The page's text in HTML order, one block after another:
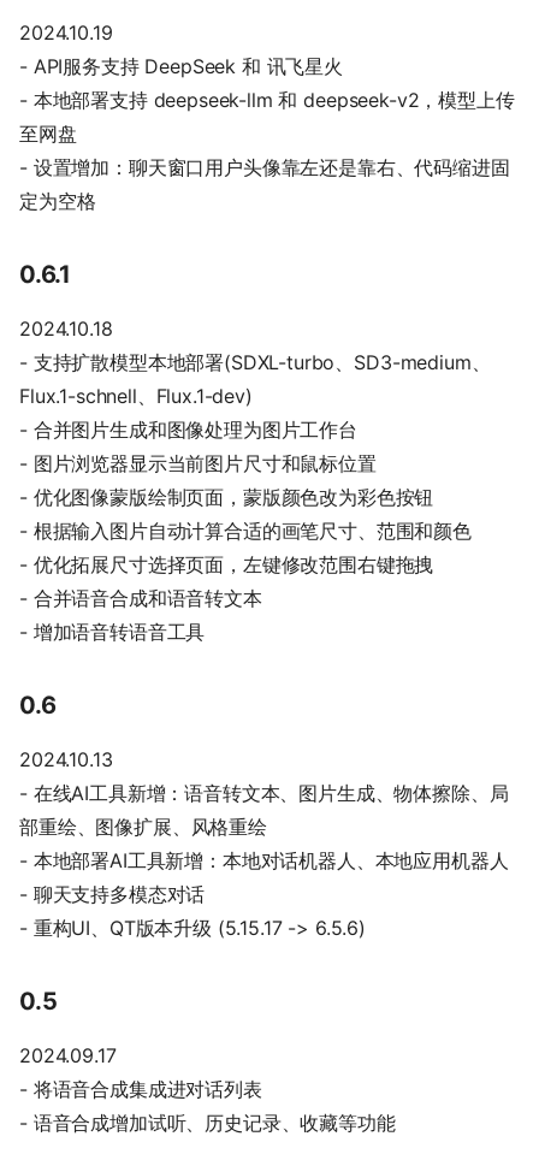
2024.10.19
- API服务支持 DeepSeek 和 讯飞星火
- 本地部署支持 deepseek-llm 和 deepseek-v2，模型上传
至网盘
- 设置增加：聊天窗口用户头像靠左还是靠右、代码缩进固
定为空格
0.6.1
2024.10.18
- 支持扩散模型本地部署(SDXL-turbo、SD3-medium、
Flux.1-schnell、Flux.1-dev)
- 合并图片生成和图像处理为图片工作台
- 图片浏览器显示当前图片尺寸和鼠标位置
- 优化图像蒙版绘制页面，蒙版颜色改为彩色按钮
- 根据输入图片自动计算合适的画笔尺寸、范围和颜色
- 优化拓展尺寸选择页面，左键修改范围右键拖拽
- 合并语音合成和语音转文本
- 增加语音转语音工具
0.6
2024.10.13
- 在线AI工具新增：语音转文本、图片生成、物体擦除、局
部重绘、图像扩展、风格重绘
- 本地部署AI工具新增：本地对话机器人、本地应用机器人
- 聊天支持多模态对话
- 重构UI、QT版本升级 (5.15.17 -> 6.5.6)
0.5
2024.09.17
- 将语音合成集成进对话列表
- 语音合成增加试听、历史记录、收藏等功能